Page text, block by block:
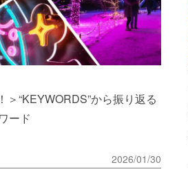
＞“KEYWORDS”から振り返る
ード
2026/01/30